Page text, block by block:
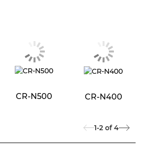
CR-N500 CR-N400
1-2 of 4